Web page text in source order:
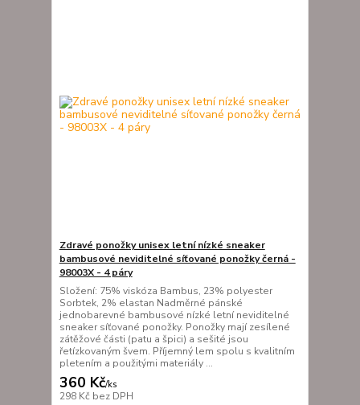
Zdravé ponožky unisex letní nízké sneaker
bambusové neviditelné síťované ponožky černá -
98003X - 4 páry
Složení: 75% viskóza Bambus, 23% polyester
Sorbtek, 2% elastan Nadměrné pánské
jednobarevné bambusové nízké letní neviditelné
sneaker síťované ponožky. Ponožky mají zesílené
zátěžové části (patu a špici) a sešité jsou
řetízkovaným švem. Příjemný lem spolu s kvalitním
pletením a použitými materiály ...
360 Kč/ks
298 Kč bez DPH